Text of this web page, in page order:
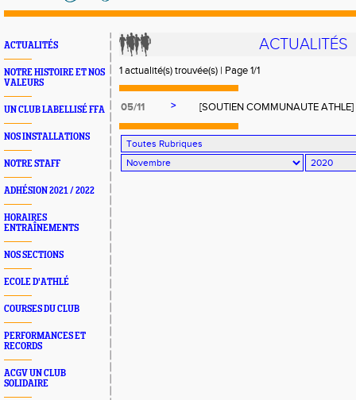
ACTUALITÉS
NOTRE HISTOIRE ET NOS
VALEURS
UN CLUB LABELLISÉ FFA
NOS INSTALLATIONS
NOTRE STAFF
ADHÉSION 2021 / 2022
HORAIRES
ENTRAÎNEMENTS
NOS SECTIONS
ECOLE D'ATHLÉ
COURSES DU CLUB
PERFORMANCES ET
RECORDS
ACGV UN CLUB
SOLIDAIRE
ACTUALITÉS
1 actualité(s) trouvée(s) | Page 1/1
05/11 > [SOUTIEN COMMUNAUTE ATHLE]